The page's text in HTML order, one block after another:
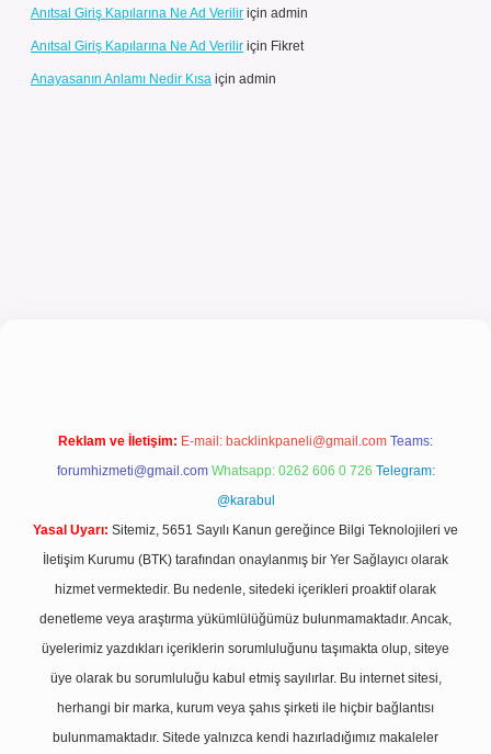
Anıtsal Giriş Kapılarına Ne Ad Verilir için admin
Anıtsal Giriş Kapılarına Ne Ad Verilir için Fikret
Anayasanın Anlamı Nedir Kısa için admin
Reklam ve İletişim: E-mail: backlinkpaneli@gmail.com Teams:
forumhizmeti@gmail.com Whatsapp: 0262 606 0 726 Telegram:
@karabul
Yasal Uyarı: Sitemiz, 5651 Sayılı Kanun gereğince Bilgi Teknolojileri ve
İletişim Kurumu (BTK) tarafından onaylanmış bir Yer Sağlayıcı olarak
hizmet vermektedir. Bu nedenle, sitedeki içerikleri proaktif olarak
denetleme veya araştırma yükümlülüğümüz bulunmamaktadır. Ancak,
üyelerimiz yazdıkları içeriklerin sorumluluğunu taşımakta olup, siteye
üye olarak bu sorumluluğu kabul etmiş sayılırlar. Bu internet sitesi,
herhangi bir marka, kurum veya şahıs şirketi ile hiçbir bağlantısı
bulunmamaktadır. Sitede yalnızca kendi hazırladığımız makaleler